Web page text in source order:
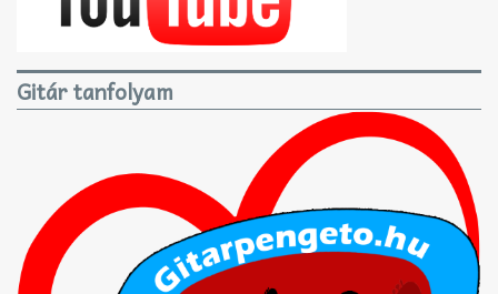
Gitár tanfolyam